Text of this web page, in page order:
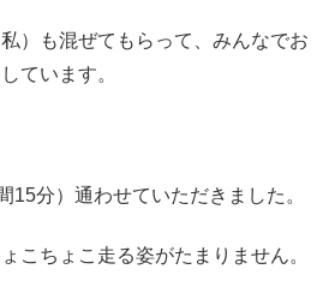
）も混ぜてもらって、みんなでお
ています。
15分）通わせていただきました。
こちょこ走る姿がたまりません。